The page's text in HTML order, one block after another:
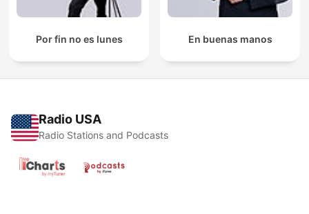
Por fin no es lunes En buenas manos
Radio USA
Radio Stations and Podcasts